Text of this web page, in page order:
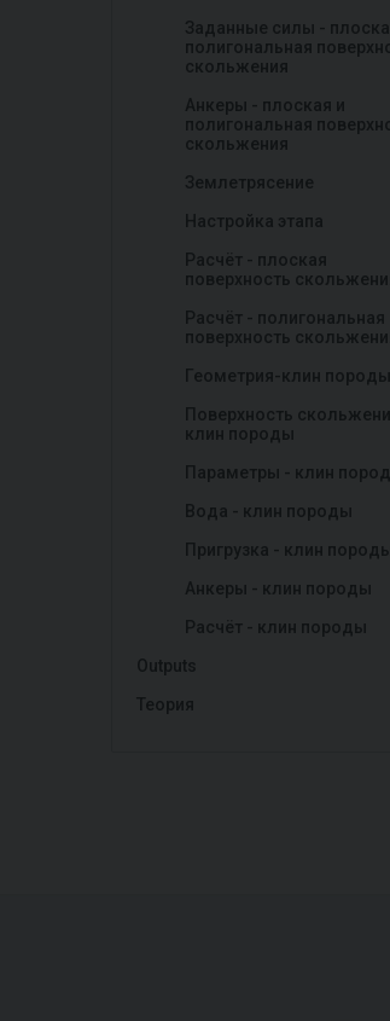
Заданные силы -
полигональная
скольжения
Анкеры - плоская и
полигональная
скольжения
Землетрясение
Настройка этапа
Расчёт - плоская
поверхность
Расчёт - полигональная
поверхность
Геометрия-клин породы
Поверхность
клин породы
Параметры - клин
Вода - клин породы
Пригрузка - клин
Анкеры - клин породы
Расчёт - клин породы
Outputs
Теория